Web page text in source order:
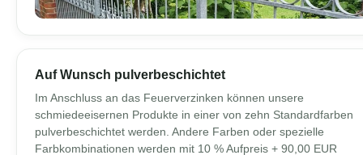
Auf Wunsch pulverbeschichtet
Im Anschluss an das Feuerverzinken können unsere
schmiedeeisernen Produkte in einer von zehn Standardfarben
pulverbeschichtet werden. Andere Farben oder spezielle
Farbkombinationen werden mit 10 % Aufpreis + 90,00 EUR